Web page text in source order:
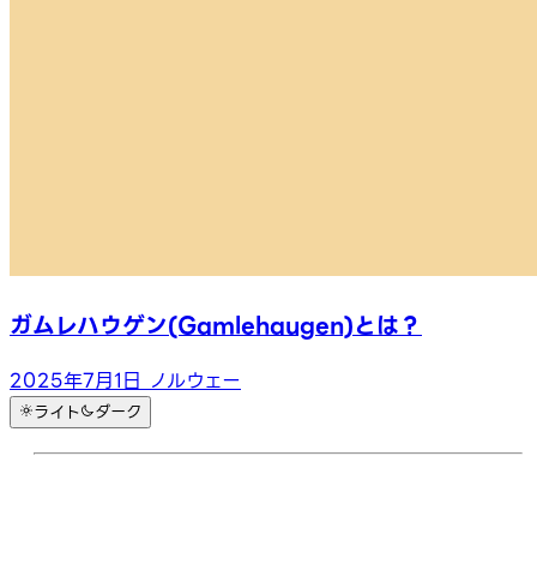
ガムレハウゲン(Gamlehaugen)とは？
2025年7月1日 ノルウェー
ライト ダーク